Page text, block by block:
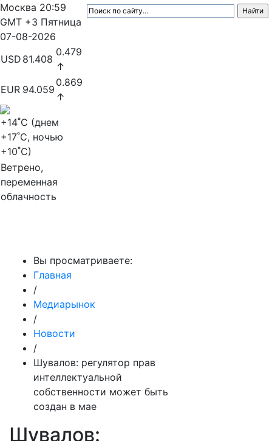
Москва 20:59
GMT +3 Пятница
07-08-2026
USD 81.408
0.479
↑
EUR 94.059
0.869
↑
+14˚C (днем
+17˚C, ночью
+10˚C)
Ветрено,
переменная
облачность
Вы просматриваете:
Главная
/
Медиарынок
/
Новости
/
Шувалов: регулятор прав
интеллектуальной
собственности может быть
создан в мае
Шувалов: